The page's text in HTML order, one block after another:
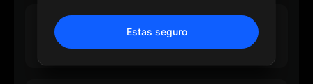
500 USDT
Recompensa máx. de depósito
Estas seguro